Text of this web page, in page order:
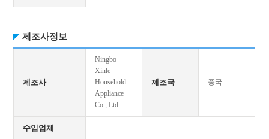
제조사정보
제조사
Ningbo
Xinle
Household
Appliance
Co., Ltd.
제조국 중국
수입업체